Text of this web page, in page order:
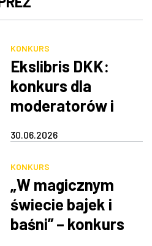
KONKURS
Ekslibris DKK:
konkurs dla
moderatorów i
Dyskusyjnych
Klubów Książki
30.06.2026
KONKURS
„W magicznym
świecie bajek i
baśni” – konkurs